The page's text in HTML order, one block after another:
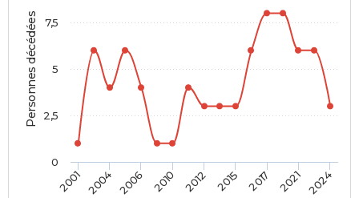
Personnes décédées
2001 2004 2006 2010 2012 2015 2017 2021 2024
0
2,5
5
7,5